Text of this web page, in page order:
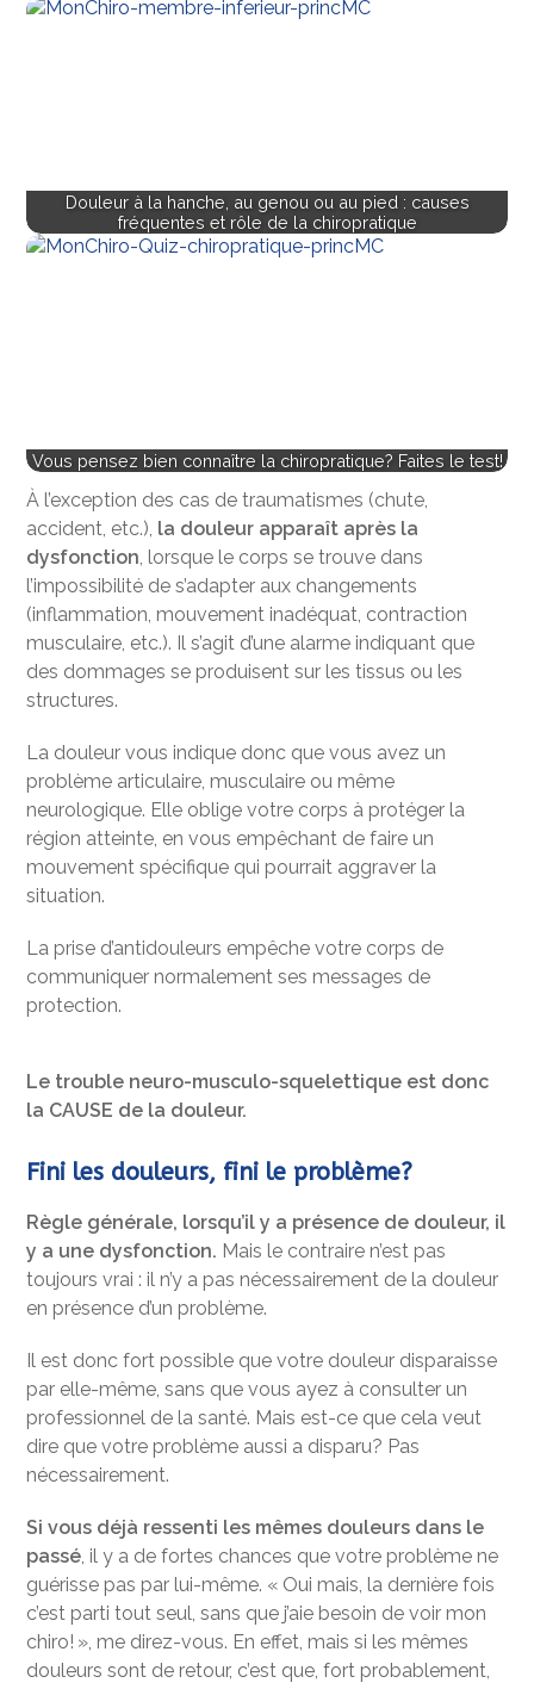
Douleur à la hanche, au genou ou au pied : causes
fréquentes et rôle de la chiropratique
Vous pensez bien connaître la chiropratique? Faites le test!
À l’exception des cas de traumatismes (chute,
accident, etc.), la douleur apparaît après la
dysfonction, lorsque le corps se trouve dans
l’impossibilité de s’adapter aux changements
(inflammation, mouvement inadéquat, contraction
musculaire, etc.). Il s’agit d’une alarme indiquant que
des dommages se produisent sur les tissus ou les
structures.
La douleur vous indique donc que vous avez un
problème articulaire, musculaire ou même
neurologique. Elle oblige votre corps à protéger la
région atteinte, en vous empêchant de faire un
mouvement spécifique qui pourrait aggraver la
situation.
La prise d’antidouleurs empêche votre corps de
communiquer normalement ses messages de
protection.
Le trouble neuro-musculo-squelettique est donc
la CAUSE de la douleur.
Fini les douleurs, fini le problème?
Règle générale, lorsqu’il y a présence de douleur, il
y a une dysfonction. Mais le contraire n’est pas
toujours vrai : il n’y a pas nécessairement de la douleur
en présence d’un problème.
Il est donc fort possible que votre douleur disparaisse
par elle-même, sans que vous ayez à consulter un
professionnel de la santé. Mais est-ce que cela veut
dire que votre problème aussi a disparu? Pas
nécessairement.
Si vous déjà ressenti les mêmes douleurs dans le
passé, il y a de fortes chances que votre problème ne
guérisse pas par lui-même. « Oui mais, la dernière fois
c’est parti tout seul, sans que j’aie besoin de voir mon
chiro! », me direz-vous. En effet, mais si les mêmes
douleurs sont de retour, c’est que, fort probablement,